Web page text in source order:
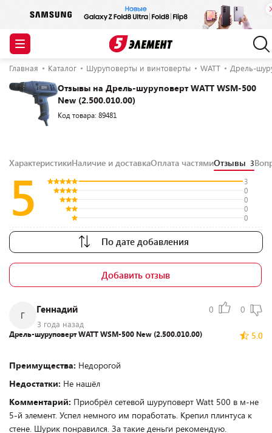
Главная Каталог Шуруповерты и винтоверты WATT Дрель-
Отзывы на Дрель-шуруповерт WATT WSM-500
New (2.500.010.00)
Код товара: 89481
ХарактеристикиНаличие и доставкаОплата частямиОтзывы 3
5
3
0
0
0
0
По дате добавления
Добавить отзыв
Г
Геннадий
3 года назад
0 0
5.0
Дрель-шуруповерт WATT WSM-500 New (2.500.010.00)
Преимущества: Недорогой
Недостатки: Не нашёл
Комментарий: Приобрёл сетевой шуруповерт Watt 500 в м-не
5-й элемент. Успел немного им поработать. Крепил плинтуса к
стене. Шурик понравился. За такие деньги рекомендую.